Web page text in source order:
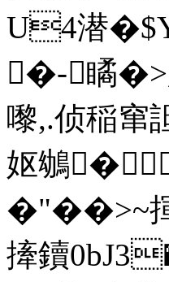
U4潜
�-瞲�>
嚟,.侦稲窜
妪鴢
�"�
撁鑟